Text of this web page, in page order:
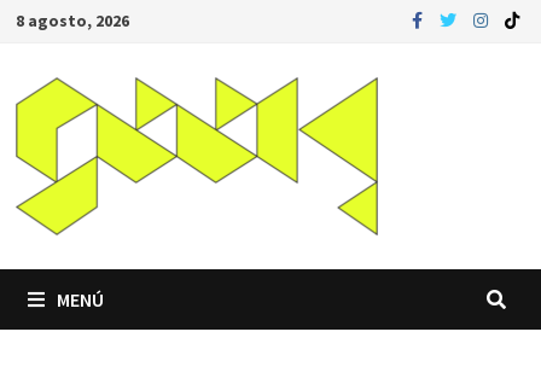
Saltar
contenido
8 agosto, 2026
MENÚ